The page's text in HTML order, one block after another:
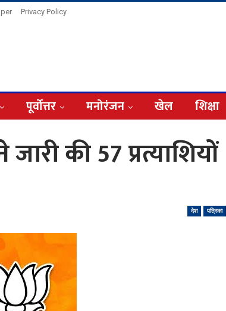
Privacy Policy
पूर्वोत्तर मनोरंजन खेल शिक्षा
की 57 प्रत्याशियों
देश पत्रिका